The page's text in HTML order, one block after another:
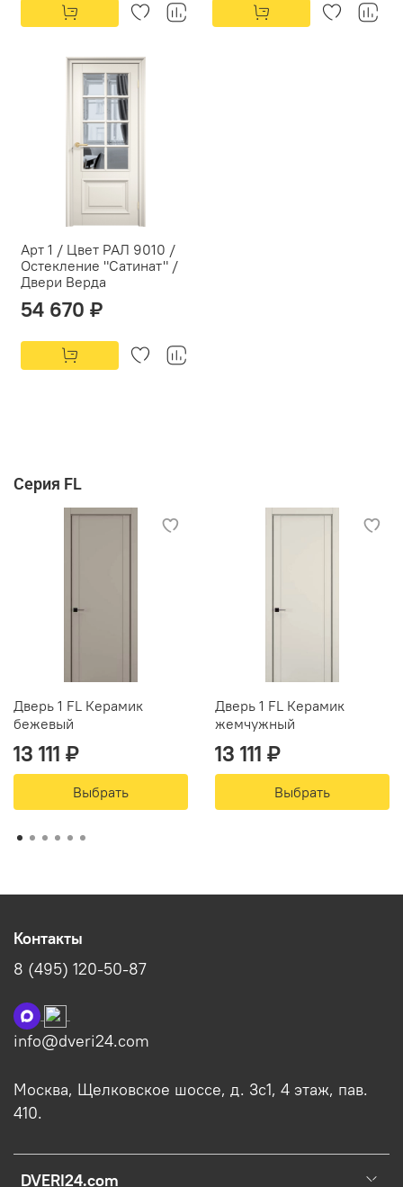
Арт 1 / Цвет РАЛ 9010 /
Остекление "Сатинат" /
Двери Верда
54 670 ₽
Серия FL
Дверь 1 FL Керамик
бежевый
13 111 ₽
Выбрать
Дверь 1 FL Керамик
жемчужный
13 111 ₽
Выбрать
DVERI24.com
Контакты
8 (495) 120-50-87
info@dveri24.com
Москва, Щелковское шоссе, д. 3с1, 4 этаж, пав.
410.